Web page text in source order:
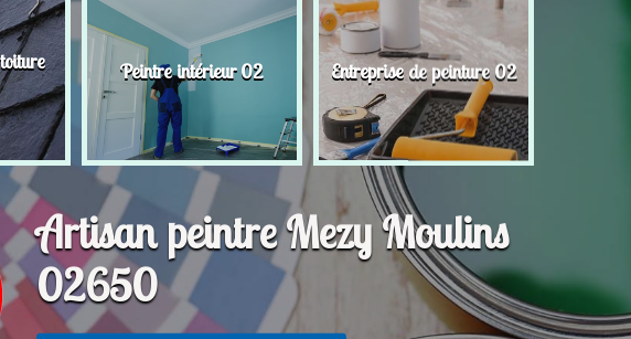
Peintre intérieur 02 Entreprise de peinture 02
Artisan peintre Mezy Moulins
02650